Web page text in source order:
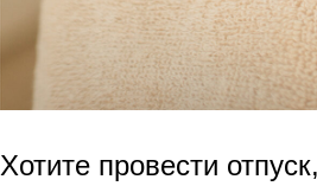
Хотите провести